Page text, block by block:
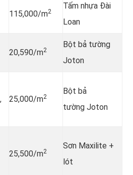
115,000/m2
Tấm nhựa Đài
Loan
20,590/m2
Bột bả tường
Joton
25,000/m2
Bột bả
tường Joton
25,500/m2
Sơn Maxilite +
lót